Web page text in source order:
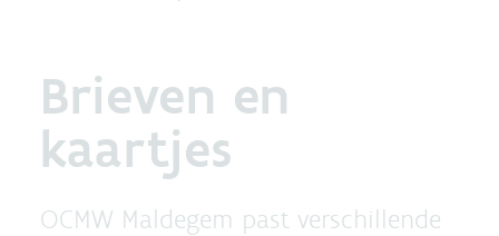
Brieven en
kaartjes
OCMW Maldegem past verschillende